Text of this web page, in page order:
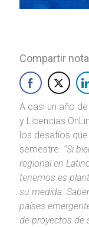
Compartir
A casi un año
y Licencias
los desafíos
semestre. “Si
regional en
tenemos es
su medida.
países
de proyectos de